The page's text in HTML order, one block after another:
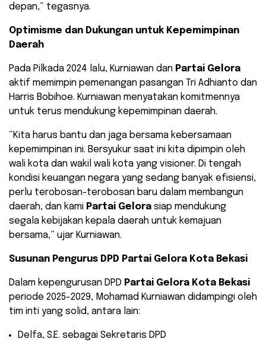
depan,” tegasnya.
Optimisme dan Dukungan untuk Kepemimpinan
Daerah
Pada Pilkada 2024 lalu, Kurniawan dan Partai Gelora
aktif memimpin pemenangan pasangan Tri Adhianto dan
Harris Bobihoe. Kurniawan menyatakan komitmennya
untuk terus mendukung kepemimpinan daerah.
“Kita harus bantu dan jaga bersama kebersamaan
kepemimpinan ini. Bersyukur saat ini kita dipimpin oleh
wali kota dan wakil wali kota yang visioner. Di tengah
kondisi keuangan negara yang sedang banyak efisiensi,
perlu terobosan-terobosan baru dalam membangun
daerah, dan kami Partai Gelora siap mendukung
segala kebijakan kepala daerah untuk kemajuan
bersama,” ujar Kurniawan.
Susunan Pengurus DPD Partai Gelora Kota Bekasi
​Dalam kepengurusan DPD Partai Gelora Kota Bekasi
periode 2025-2029, Mohamad Kurniawan didampingi oleh
tim inti yang solid, antara lain:
​Delfa, S.E. sebagai Sekretaris DPD